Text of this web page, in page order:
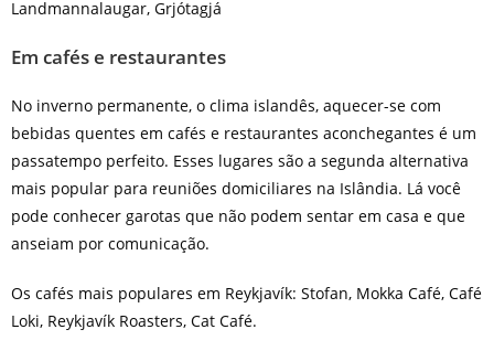
Landmannalaugar, Grjótagjá
Em cafés e restaurantes
No inverno permanente, o clima islandês, aquecer-se com
bebidas quentes em cafés e restaurantes aconchegantes é um
passatempo perfeito. Esses lugares são a segunda alternativa
mais popular para reuniões domiciliares na Islândia. Lá você
pode conhecer garotas que não podem sentar em casa e que
anseiam por comunicação.
Os cafés mais populares em Reykjavík: Stofan, Mokka Café, Café
Loki, Reykjavík Roasters, Cat Café.